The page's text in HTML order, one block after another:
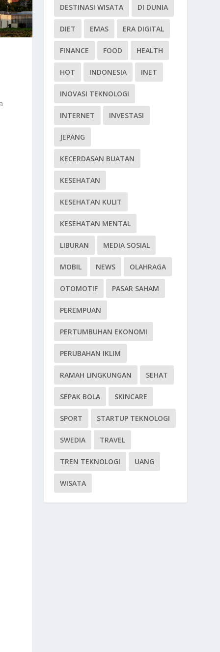
DESTINASI WISATA DI DUNIA
DIET EMAS ERA DIGITAL
FINANCE FOOD HEALTH
HOT INDONESIA INET
INOVASI TEKNOLOGI
INTERNET INVESTASI
JEPANG
KECERDASAN BUATAN
KESEHATAN
KESEHATAN KULIT
KESEHATAN MENTAL
LIBURAN MEDIA SOSIAL
MOBIL NEWS OLAHRAGA
OTOMOTIF PASAR SAHAM
PEREMPUAN
PERTUMBUHAN EKONOMI
PERUBAHAN IKLIM
RAMAH LINGKUNGAN SEHAT
SEPAK BOLA SKINCARE
SPORT STARTUP TEKNOLOGI
SWEDIA TRAVEL
TREN TEKNOLOGI UANG
WISATA